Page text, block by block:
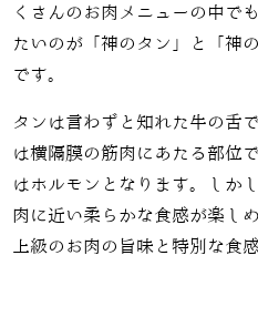
くさんのお肉メニューの中で
たいのが「神のタン」と「神
です。
タンは言わずと知れた牛の舌
は横隔膜の筋肉にあたる部位
はホルモンとなります。しか
肉に近い柔らかな食感が楽し
上級のお肉の旨味と特別な食